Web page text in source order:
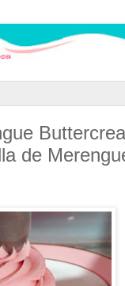
de